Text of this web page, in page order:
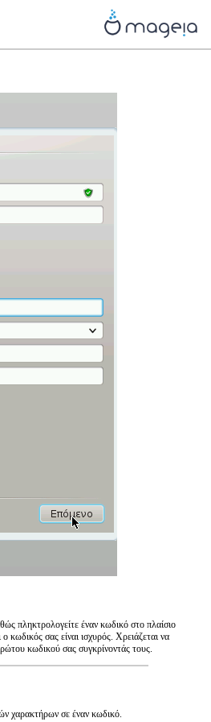
πληκτρολογείτε έναν κωδικό στο πλαίσιο
κωδικός σας είναι ισχυρός. Χρειάζεται να
κωδικού σας συγκρίνοντάς τους.
χαρακτήρων σε έναν κωδικό.